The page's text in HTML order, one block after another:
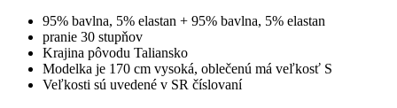
95% bavlna, 5% elastan + 95% bavlna, 5% elastan
pranie 30 stupňov
Krajina pôvodu Taliansko
Modelka je 170 cm vysoká, oblečenú má veľkosť S
Veľkosti sú uvedené v SR číslovaní